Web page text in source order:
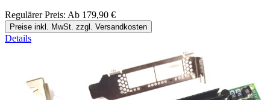
Regulärer Preis: Ab 179,90 €
Preise inkl. MwSt. zzgl. Versandkosten
Details